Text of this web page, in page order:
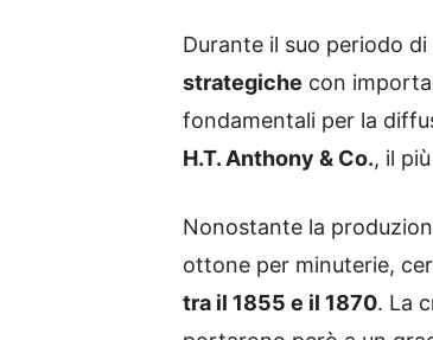
Durante il suo periodo
strategiche con
fondamentali per la
H.T. Anthony & Co., il
Nonostante la
ottone per minuterie,
tra il 1855 e il 1870. La